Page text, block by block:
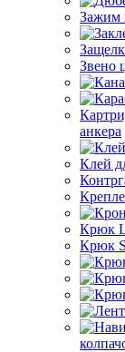
Зажим
Звено
анкера
Клей
Крюк
Крюк